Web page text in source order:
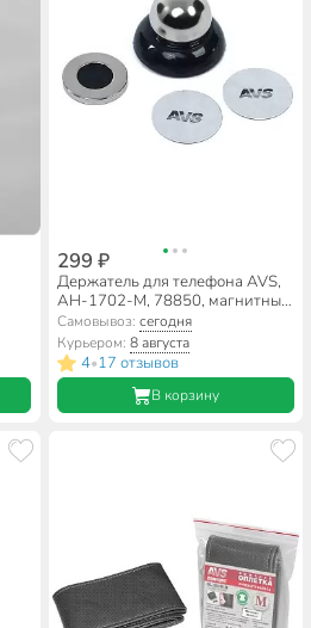
299 ₽
Держатель для телефона AVS,
AH-1702-M, 78850, магнитный,
самоклеящаяся основа
Самовывоз: сегодня
Курьером: 8 августа
4•17 отзывов
В корзину